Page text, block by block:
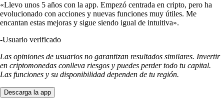
«Llevo unos 5 años con la app. Empezó centrada en cripto, pero ha
evolucionado con acciones y nuevas funciones muy útiles. Me
encantan estas mejoras y sigue siendo igual de intuitiva».
-Usuario verificado
Las opiniones de usuarios no garantizan resultados similares. Invertir
en criptomonedas conlleva riesgos y puedes perder todo tu capital.
Las funciones y su disponibilidad dependen de tu región.
Descarga la app